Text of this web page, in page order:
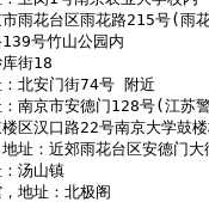
雨花台区雨花路215号(雨
号竹山公园内
库街18
：北安门街74号 附近
南京市安德门128号(江苏
区汉口路22号南京大学鼓
址：近郊雨花台区安德门
：汤山镇
地址：北极阁